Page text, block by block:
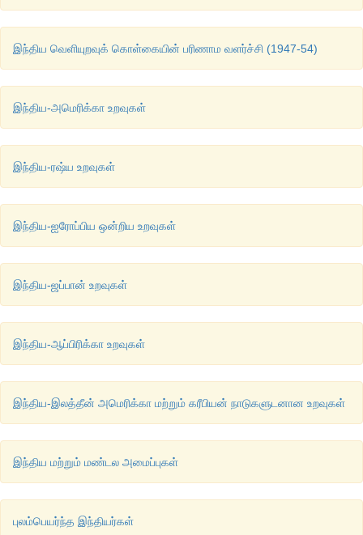
இந்திய வெளியுறவுக் கொள்கையின் பரிணாம வளர்ச்சி (1947-54)
இந்திய-அமெரிக்கா உறவுகள்
இந்திய-ரஷ்ய உறவுகள்
இந்திய-ஐரோப்பிய ஒன்றிய உறவுகள்
இந்திய-ஜப்பான் உறவுகள்
இந்திய-ஆப்பிரிக்கா உறவுகள்
இந்திய-இலத்தீன் அமெரிக்கா மற்றும் கரீபியன் நாடுகளுடனான உறவுகள்
இந்திய மற்றும் மண்டல அமைப்புகள்
புலம்பெயர்ந்த இந்தியர்கள்